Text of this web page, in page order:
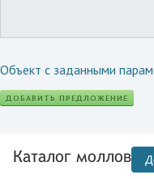
Объект с заданными
ДОБАВИТЬ ПРЕДЛОЖЕНИЕ
Каталог моллов